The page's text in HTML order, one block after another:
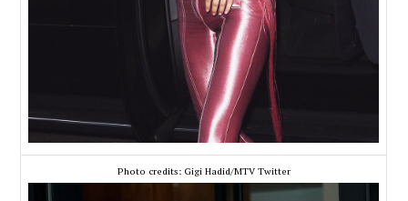
Photo credits: Gigi Hadid/MTV Twitter